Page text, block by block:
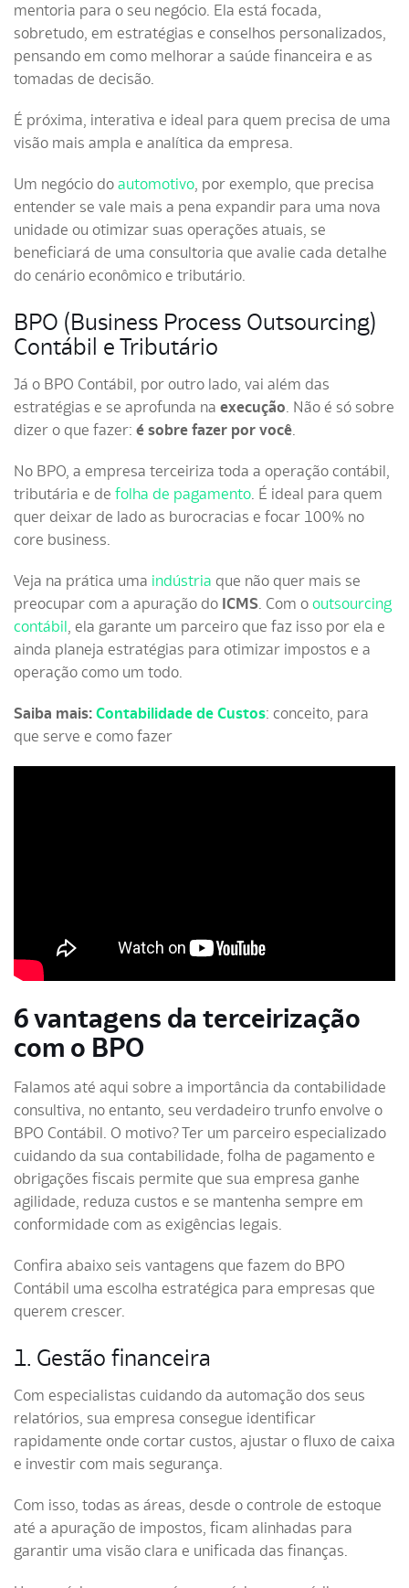
mentoria para o seu negócio. Ela está focada,
sobretudo, em estratégias e conselhos personalizados,
pensando em como melhorar a saúde financeira e as
tomadas de decisão.
É próxima, interativa e ideal para quem precisa de uma
visão mais ampla e analítica da empresa.
Um negócio do automotivo, por exemplo, que precisa
entender se vale mais a pena expandir para uma nova
unidade ou otimizar suas operações atuais, se
beneficiará de uma consultoria que avalie cada detalhe
do cenário econômico e tributário.
BPO (Business Process Outsourcing)
Contábil e Tributário
Já o BPO Contábil, por outro lado, vai além das
estratégias e se aprofunda na execução. Não é só sobre
dizer o que fazer: é sobre fazer por você.
No BPO, a empresa terceiriza toda a operação contábil,
tributária e de folha de pagamento. É ideal para quem
quer deixar de lado as burocracias e focar 100% no
core business.
Veja na prática uma indústria que não quer mais se
preocupar com a apuração do ICMS. Com o outsourcing
contábil, ela garante um parceiro que faz isso por ela e
ainda planeja estratégias para otimizar impostos e a
operação como um todo.
Saiba mais: Contabilidade de Custos: conceito, para
que serve e como fazer
6 vantagens da terceirização
com o BPO
Falamos até aqui sobre a importância da contabilidade
consultiva, no entanto, seu verdadeiro trunfo envolve o
BPO Contábil. O motivo? Ter um parceiro especializado
cuidando da sua contabilidade, folha de pagamento e
obrigações fiscais permite que sua empresa ganhe
agilidade, reduza custos e se mantenha sempre em
conformidade com as exigências legais.
Confira abaixo seis vantagens que fazem do BPO
Contábil uma escolha estratégica para empresas que
querem crescer.
1. Gestão financeira
Com especialistas cuidando da automação dos seus
relatórios, sua empresa consegue identificar
rapidamente onde cortar custos, ajustar o fluxo de caixa
e investir com mais segurança.
Com isso, todas as áreas, desde o controle de estoque
até a apuração de impostos, ficam alinhadas para
garantir uma visão clara e unificada das finanças.